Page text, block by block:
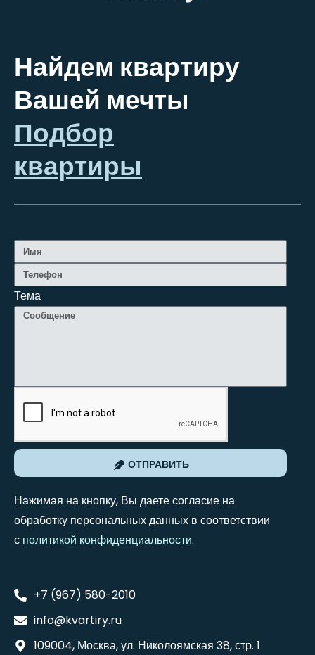
Найдем квартиру
Вашей мечты
Подбор
квартиры
Тема
ОТПРАВИТЬ
Нажимая на кнопку, Вы даете согласие на
обработку персональных данных в соответствии
с политикой конфиденциальности.
+7 (967) 580-2010
info@kvartiry.ru
109004, Москва, ул. Николоямская 38, стр. 1